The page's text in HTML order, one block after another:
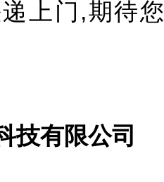
上门,期待您
技有限公司